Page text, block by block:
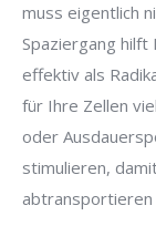
muss eigentlich
Spaziergang hilft
effektiv als
für Ihre Zellen
oder
stimulieren,
abtransportieren